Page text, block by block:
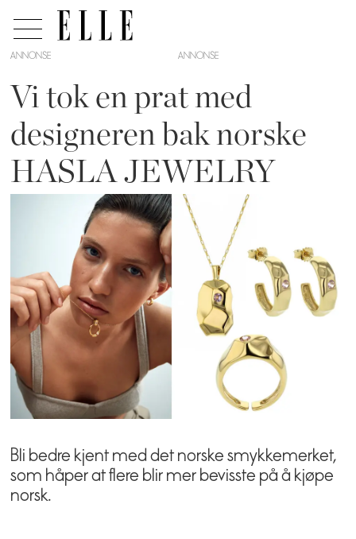
ANNONSE
Vi tok en prat med
designeren bak norske
HASLA JEWELRY
Bli bedre kjent med det norske smykkemerket,
som håper at flere blir mer bevisste på å kjøpe
norsk.